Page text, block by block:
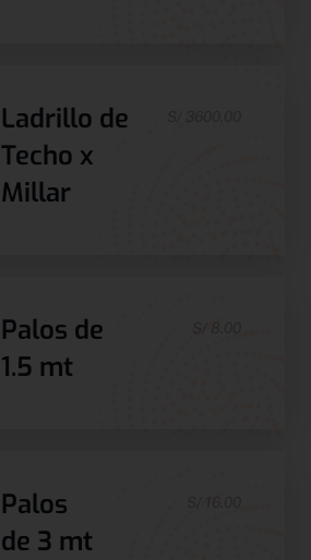
Ladrillo de
Techo x
Millar
Palos de
1.5 mt
Palos
de 3 mt